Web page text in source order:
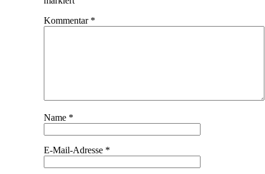
Kommentar *
Name *
E-Mail-Adresse *